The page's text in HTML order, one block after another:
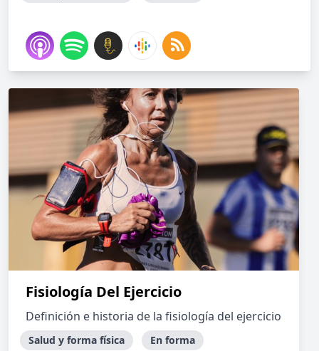
Fisiología Del Ejercicio
Definición e historia de la fisiología del ejercicio
Salud y forma física En forma